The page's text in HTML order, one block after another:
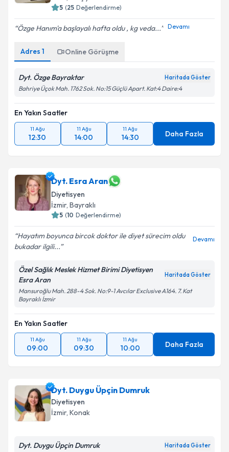
5 (25 Değerlendirme)
Özge Hanım'a başlayalı hafta oldu , kg veda... Devamı
Adres 1 Online Görüşme
Dyt. Özge Bayraktar Haritada Göster
Bahriye Üçok Mah. 1762 Sok. No:15 Güçlü Apart. Kat:4 Daire:4
En Yakın Saatler
11 Ağu
12:30
11 Ağu
14:00
11 Ağu
14:30 Daha Fazla
Dyt. Esra Aran
Diyetisyen
İzmir, Bayraklı
5 (10 Değerlendirme)
Hayatım boyunca bircok doktor ile diyet sürecim oldu
bukadar ilgili...
Devamı
Özel Sağlık Meslek Hizmet Birimi Diyetisyen
Esra Aran
Haritada Göster
Mansuroğlu Mah. 288-4 Sok. No:9-1 Avcılar Exclusive A164. 7. Kat
Bayraklı İzmir
En Yakın Saatler
11 Ağu
09:00
11 Ağu
09:30
11 Ağu
10:00 Daha Fazla
Dyt. Duygu Üpçin Dumruk
Diyetisyen
İzmir, Konak
Dyt. Duygu Üpçin Dumruk Haritada Göster